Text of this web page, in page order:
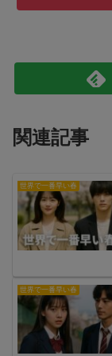
関連記事
世界で一番早い春
世界で一番早い春